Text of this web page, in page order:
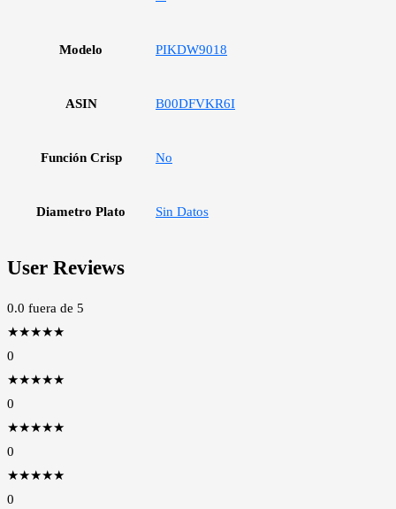
Modelo PIKDW9018
ASIN B00DFVKR6I
Función Crisp No
Diametro Plato Sin Datos
User Reviews
0.0 fuera de 5
★★★★★
0
★★★★★
0
★★★★★
0
★★★★★
0